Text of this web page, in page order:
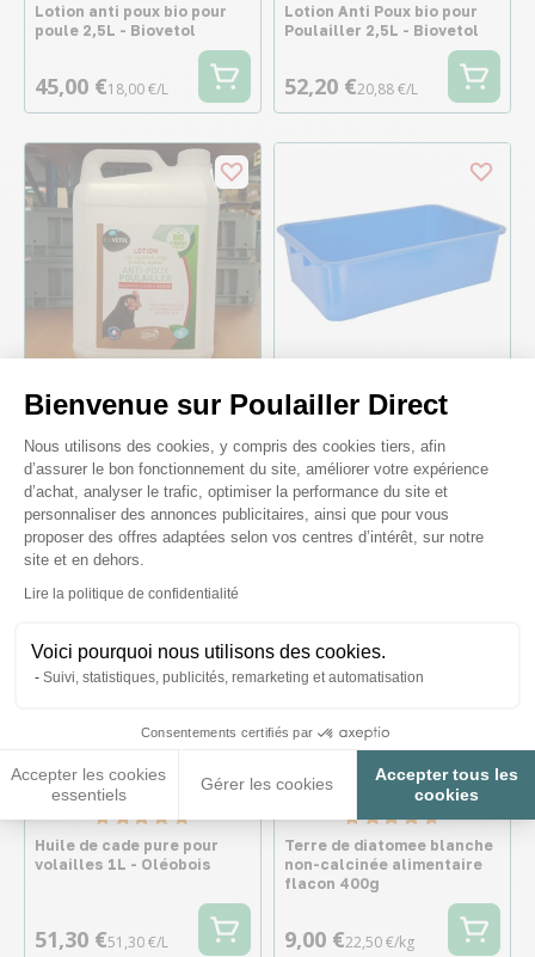
Bienvenue sur Poulailler Direct
Plateforme de Gestion du
Nous utilisons des cookies, y compris des cookies tiers, afin
d’assurer le bon fonctionnement du site, améliorer votre expérience
d’achat, analyser le trafic, optimiser la performance du site et
personnaliser des annonces publicitaires, ainsi que pour vous
proposer des offres adaptées selon vos centres d’intérêt, sur notre
site et en dehors.
Lire la politique de confidentialité
Voici pourquoi nous utilisons des cookies.
Suivi, statistiques, publicités, remarketing et automatisation
Consentements certifiés par
Accepter les cookies
essentiels
Gérer les cookies
Accepter tous les
cookies
Axeptio consent
Lotion anti poux bio pour
poule 2,5L - Biovetol
45,00 €18,00 €/L
Lotion Anti Poux bio pour
Poulailler 2,5L - Biovetol
52,20 €20,88 €/L
poulailler 5L - Biovetol
81,90 € 16,38 €/L
60x40cm bleu 29,5L - Kerbl
26,30 €
Huile de cade pure pour
volailles 1L - Oléobois
51,30 €51,30 €/L
Terre de diatomee blanche
non-calcinée alimentaire
flacon 400g
9,00 €22,50 €/kg